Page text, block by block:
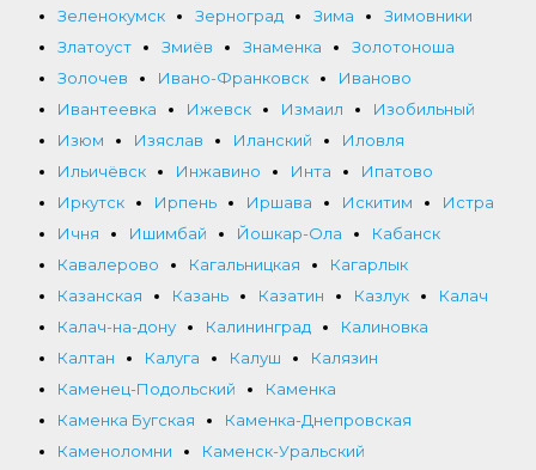
Зеленокумск
Зерноград Зима
Зимовники
Златоуст
Змиёв Знаменка
Золотоноша
Золочев
Ивано-Франковск
Иваново
Ивантеевка
Ижевск Измаил
Изобильный
Изюм
Изяслав Иланский
Иловля
Ильичёвск
Инжавино Инта
Ипатово
Иркутск
Ирпень Иршава Искитим
Истра
Ичня
Ишимбай Йошкар-Ола
Кабанск
Кавалерово
Кагальницкая
Кагарлык
Казанская
Казань Казатин Казлук
Калач
Калач-на-дону
Калининград
Калиновка
Калтан
Калуга Калуш
Калязин
Каменец-Подольский
Каменка
Каменка Бугская
Каменка-Днепровская
Каменоломни
Каменск-Уральский